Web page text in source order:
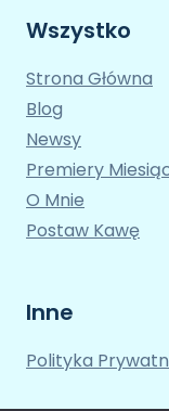
Wszystko
Strona Główna
Blog
Newsy
Premiery
O Mnie
Postaw Kawę
Inne
Polityka